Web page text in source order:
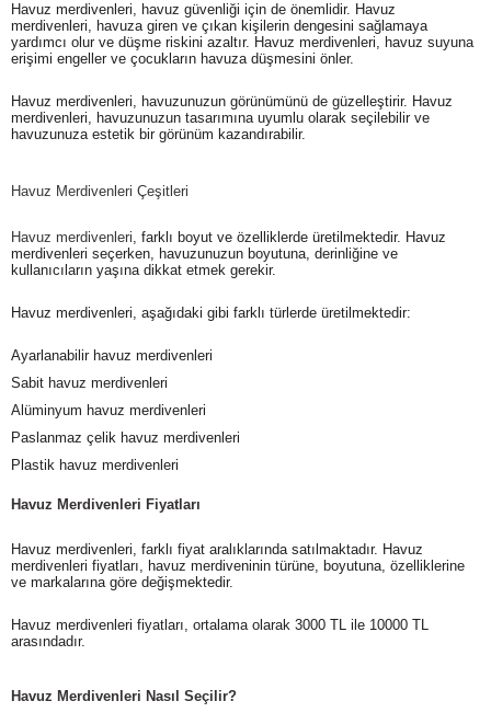
Havuz merdivenleri, havuz güvenliği için de önemlidir. Havuz
merdivenleri, havuza giren ve çıkan kişilerin dengesini sağlamaya
yardımcı olur ve düşme riskini azaltır. Havuz merdivenleri, havuz suyuna
erişimi engeller ve çocukların havuza düşmesini önler.
Havuz merdivenleri, havuzunuzun görünümünü de güzelleştirir. Havuz
merdivenleri, havuzunuzun tasarımına uyumlu olarak seçilebilir ve
havuzunuza estetik bir görünüm kazandırabilir.
Havuz Merdivenleri Çeşitleri
Havuz merdivenleri, farklı boyut ve özelliklerde üretilmektedir. Havuz
merdivenleri seçerken, havuzunuzun boyutuna, derinliğine ve
kullanıcıların yaşına dikkat etmek gerekir.
Havuz merdivenleri, aşağıdaki gibi farklı türlerde üretilmektedir:
Ayarlanabilir havuz merdivenleri
Sabit havuz merdivenleri
Alüminyum havuz merdivenleri
Paslanmaz çelik havuz merdivenleri
Plastik havuz merdivenleri
Havuz Merdivenleri Fiyatları
Havuz merdivenleri, farklı fiyat aralıklarında satılmaktadır. Havuz
merdivenleri fiyatları, havuz merdiveninin türüne, boyutuna, özelliklerine
ve markalarına göre değişmektedir.
Havuz merdivenleri fiyatları, ortalama olarak 3000 TL ile 10000 TL
arasındadır.
Havuz Merdivenleri Nasıl Seçilir?